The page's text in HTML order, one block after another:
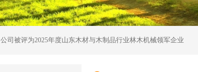
公司被评为2025年度山东木材与木制品行业林木机械领军企业